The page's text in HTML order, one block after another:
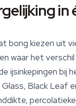
in
bong kiezen uit
waar het
ijsinkepingen bij
Black Leaf